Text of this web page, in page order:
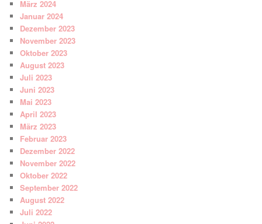
März 2024
Januar 2024
Dezember 2023
November 2023
Oktober 2023
August 2023
Juli 2023
Juni 2023
Mai 2023
April 2023
März 2023
Februar 2023
Dezember 2022
November 2022
Oktober 2022
September 2022
August 2022
Juli 2022